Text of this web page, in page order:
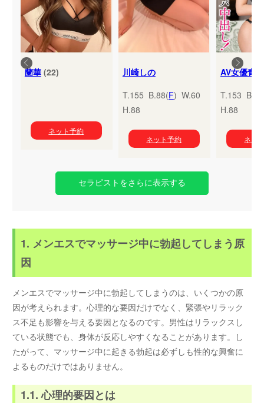
蘭華(22)
ネット予約
川崎しの
T.155 B.88(F) W.60
H.88
ネット予約
T.153
H.88
ネッ
セラピストをさらに表示する
1. メンエスでマッサージ中に勃起してしまう原
因
メンエスでマッサージ中に勃起してしまうのは、いくつかの原
因が考えられます。心理的な要因だけでなく、緊張やリラック
ス不足も影響を与える要因となるのです。男性はリラックスし
ている状態でも、身体が反応しやすくなることがあります。し
たがって、マッサージ中に起きる勃起は必ずしも性的な興奮に
よるものだけではありません。
1.1. 心理的要因とは